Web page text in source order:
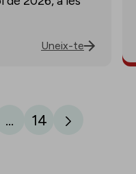
Uneix-te
... 14